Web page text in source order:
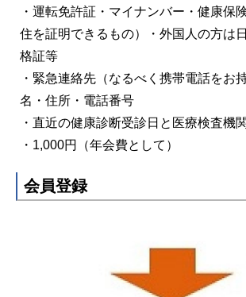
・運転免許証・マイナンバー・健康保
住を証明できるもの）・ 外国人の方は
格証等
・緊急連絡先（なるべく携帯電話をお
名・住所・電話番号
・直近の健康診断受診日と医療検査機
・1,000円（年会費として）
会員登録